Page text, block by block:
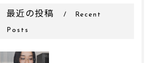
最近の投稿 Recent
Posts